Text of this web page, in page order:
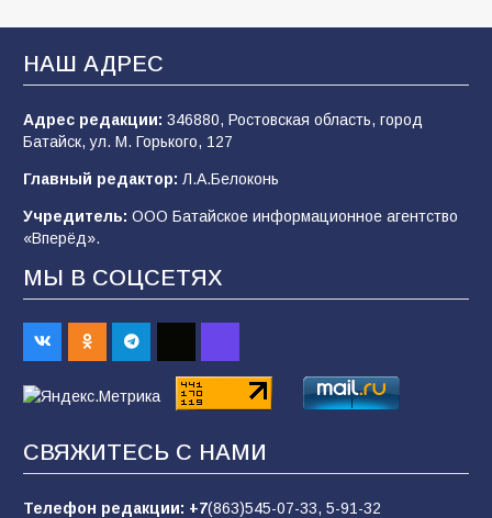
В Батайске продолжаются дорожные работы
106 04.08.2026
после выборов: в Госдуме дали ответ
105 06.08.2026
В детском саду № 35 дети освоили
строительные профессии в ходе
спортивного праздника
07.08.2026
«Слухами Москву не возьмёшь»: почему
заявления Киева о мобилизации — это
отчаяние, а не разведка
НАШ АДРЕС
Адрес редакции: 346880, Ростовская область, город
Батайск, ул. М. Горького, 127
Главный редактор: Л.А.Белоконь
Учредитель: ООО Батайское информационное агентство
«Вперёд».
МЫ В СОЦСЕТЯХ
СВЯЖИТЕСЬ С НАМИ
Телефон редакции: +7(863)545-07-33, 5-91-32